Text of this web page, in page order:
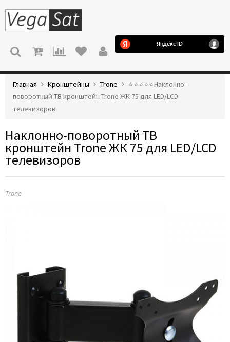
МЕНЮ
Главная Кронштейны Trone
⭐️⭐️⭐️⭐️⭐️Наклонно-
поворотный ТВ кронштейн Trone ЖК 75 для LED/LCD
телевизоров
Наклонно-поворотный ТВ
кронштейн Trone ЖК 75 для LED/LCD
телевизоров
Trone